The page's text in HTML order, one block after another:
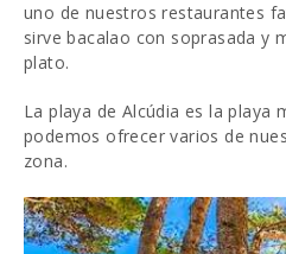
uno de nuestros restaurantes
sirve bacalao con soprasada y
plato.
La playa de Alcúdia es la playa
podemos ofrecer varios de
zona.